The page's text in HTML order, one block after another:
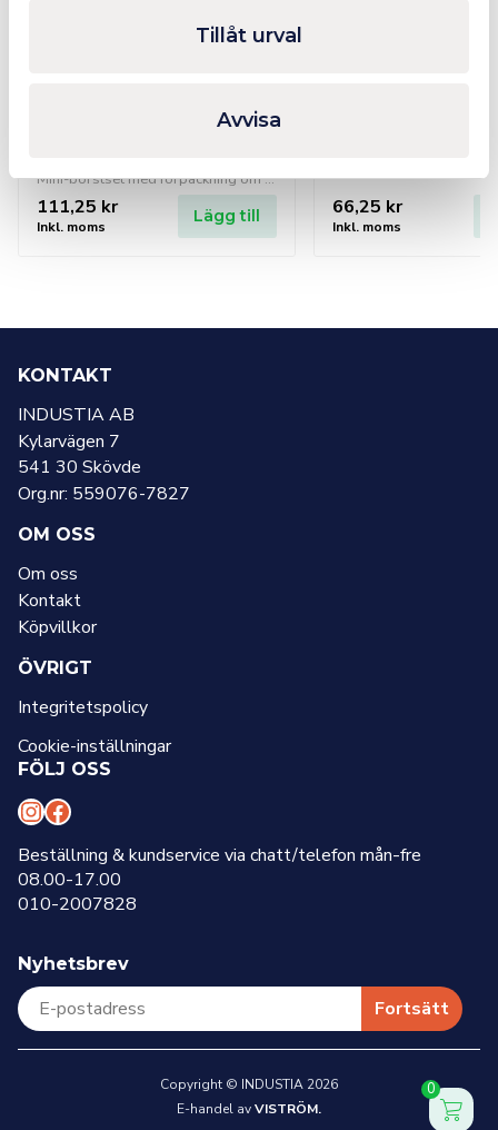
Tillåt urval
Avvisa
Miniborstar 6st Nylon,
Mini-borstset med förpackning om 6 st olika borstar.
111,25 kr
Inkl. moms
Lägg till 66,25 kr
Inkl. moms
KONTAKT
INDUSTIA AB
Kylarvägen 7
541 30 Skövde
Org.nr: 559076-7827
OM OSS
Om oss
Kontakt
Köpvillkor
ÖVRIGT
Integritetspolicy
Cookie-inställningar
FÖLJ OSS
I
n
s
t
a
g
r
a
F
a
c
e
b
o
o
k
Beställning & kundservice via chatt/telefon mån-fre
08.00-17.00
010-2007828
Nyhetsbrev
Fortsätt
Copyright © INDUSTIA 2026
E-handel avVISTRÖM
0